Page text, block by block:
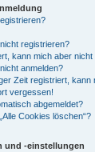
registrieren?
kann mich aber nicht
anmelden?
Zeit registriert, kann
vergessen!
abgemeldet?
Cookies löschen“?
und -einstellungen